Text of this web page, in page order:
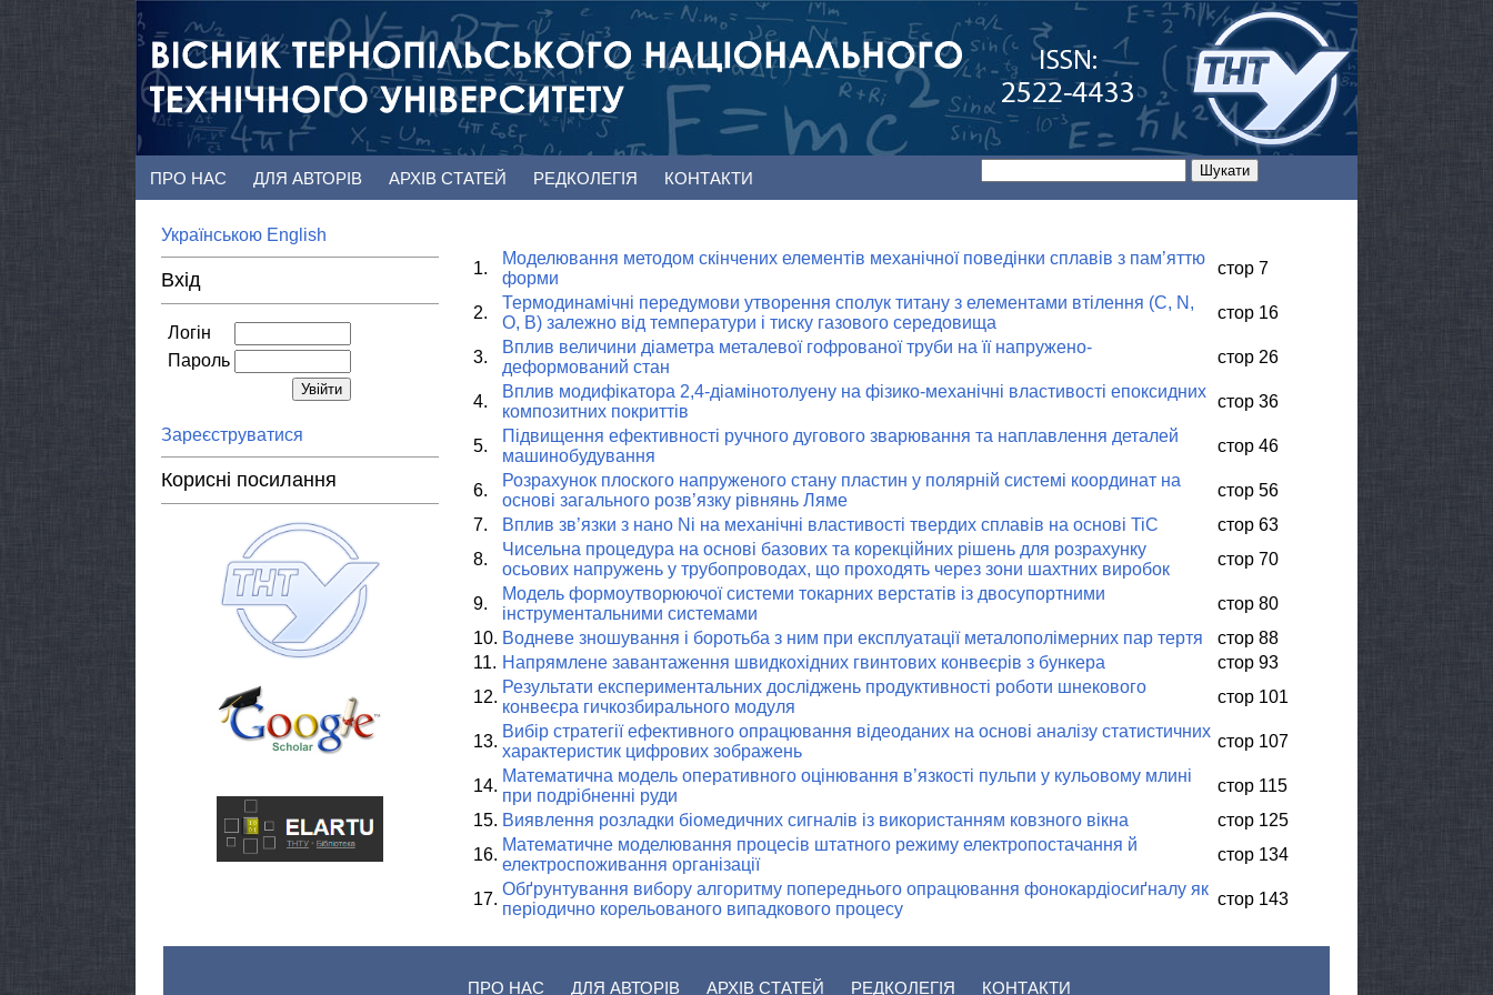
ПРО НАС ДЛЯ АВТОРІВ АРХІВ СТАТЕЙ РЕДКОЛЕГІЯ КОНТАКТИ
Українською English
Вхід
Логін
Пароль
Зареєструватися
Корисні посилання
1.
Моделювання методом скінчених елементів механічної поведінки сплавів з пам’яттю
форми
стор 7
2.
Термодинамічні передумови утворення сполук титану з елементами втілення (C, N,
O, B) залежно від температури і тиску газового середовища
стор 16
3.
Вплив величини діаметра металевої гофрованої труби на її напружено-
деформований стан
стор 26
4.
Вплив модифікатора 2,4-діамінотолуену на фізико-механічні властивості епоксидних
композитних покриттів
стор 36
5.
Підвищення ефективності ручного дугового зварювання та наплавлення деталей
машинобудування
стор 46
6.
Розрахунок плоского напруженого стану пластин у полярній системі координат на
основі загального розв’язку рівнянь Ляме
стор 56
7.
Вплив зв’язки з нано Ni на механічні властивості твердих сплавів на основі TiC
стор 63
8.
Чисельна процедура на основі базових та корекційних рішень для розрахунку
осьових напружень у трубопроводах, що проходять через зони шахтних виробок
стор 70
9.
Модель формоутворюючої системи токарних верстатів із двосупортними
інструментальними системами
стор 80
10. Водневе зношування і боротьба з ним при експлуатації металополімерних пар тертя
стор 88
11. Напрямлене завантаження швидкохідних гвинтових конвеєрів з бункера
стор 93
12.
Результати експериментальних досліджень продуктивності роботи шнекового
конвеєра гичкозбирального модуля
стор 101
13.
Вибір стратегії ефективного опрацювання відеоданих на основі аналізу статистичних
характеристик цифрових зображень
стор 107
14.
Математична модель оперативного оцінювання в’язкості пульпи у кульовому млині
при подрібненні руди
стор 115
15. Виявлення розладки біомедичних сигналів із використанням ковзного вікна
стор 125
16.
Математичне моделювання процесів штатного режиму електропостачання й
електроспоживання організації
стор 134
17.
Обґрунтування вибору алгоритму попереднього опрацювання фонокардіосиґналу як
періодично корельованого випадкового процесу
стор 143
ПРО НАС ДЛЯ АВТОРІВ АРХІВ СТАТЕЙ РЕДКОЛЕГІЯ КОНТАКТИ